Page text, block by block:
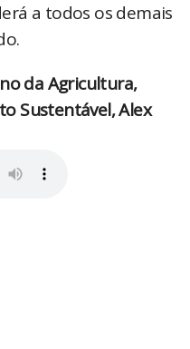
a todos os demais
da Agricultura,
Sustentável, Alex